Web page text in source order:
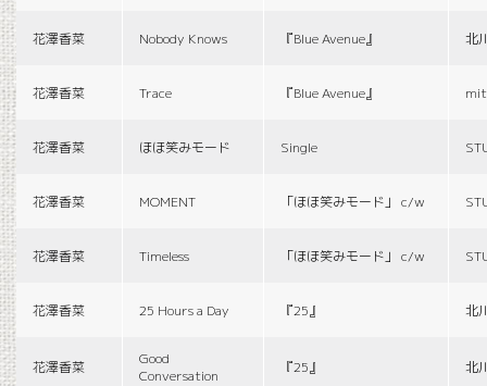
花澤香菜 Nobody Knows 『Blue Avenue』 北
花澤香菜 Trace 『Blue Avenue』
花澤香菜 ほほ笑みモード Single
花澤香菜 MOMENT 「ほほ笑みモード」 c/w
花澤香菜 Timeless 「ほほ笑みモード」 c/w
花澤香菜 25 Hours a Day 『25』 北
花澤香菜
Good
Conversation
『25』 北